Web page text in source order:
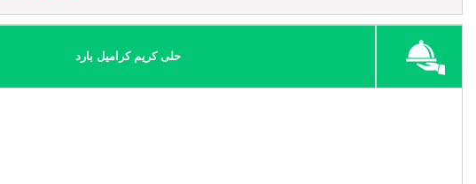
حلى كريم كراميل بارد